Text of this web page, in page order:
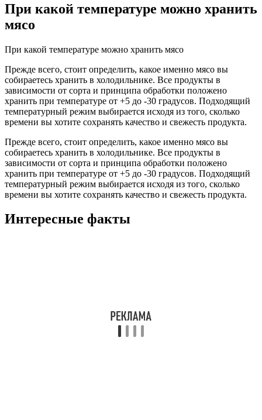
При какой температуре можно хранить
мясо
При какой температуре можно хранить мясо
Прежде всего, стоит определить, какое именно мясо вы
собираетесь хранить в холодильнике. Все продукты в
зависимости от сорта и принципа обработки положено
хранить при температуре от +5 до -30 градусов. Подходящий
температурный режим выбирается исходя из того, сколько
времени вы хотите сохранять качество и свежесть продукта.
Прежде всего, стоит определить, какое именно мясо вы
собираетесь хранить в холодильнике. Все продукты в
зависимости от сорта и принципа обработки положено
хранить при температуре от +5 до -30 градусов. Подходящий
температурный режим выбирается исходя из того, сколько
времени вы хотите сохранять качество и свежесть продукта.
Интересные факты